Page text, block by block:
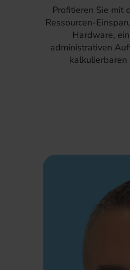
Profitieren Sie mit
Ressourcen-
Hardware,
administrativen